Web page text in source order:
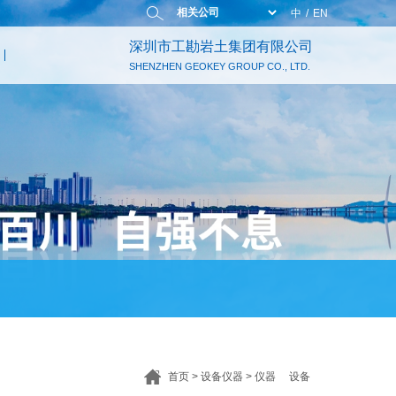
中 / EN
深圳市工勘岩土集团有限公司
SHENZHEN GEOKEY GROUP CO., LTD.
首页 > 设备仪器 > 仪器 设备